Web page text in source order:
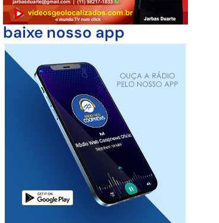
baixe nosso app